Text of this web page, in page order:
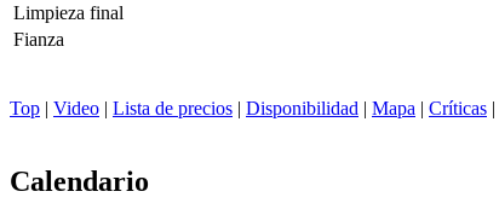
Limpieza final
Fianza
Top | Video | Lista de precios | Disponibilidad | Mapa | Críticas |
Calendario